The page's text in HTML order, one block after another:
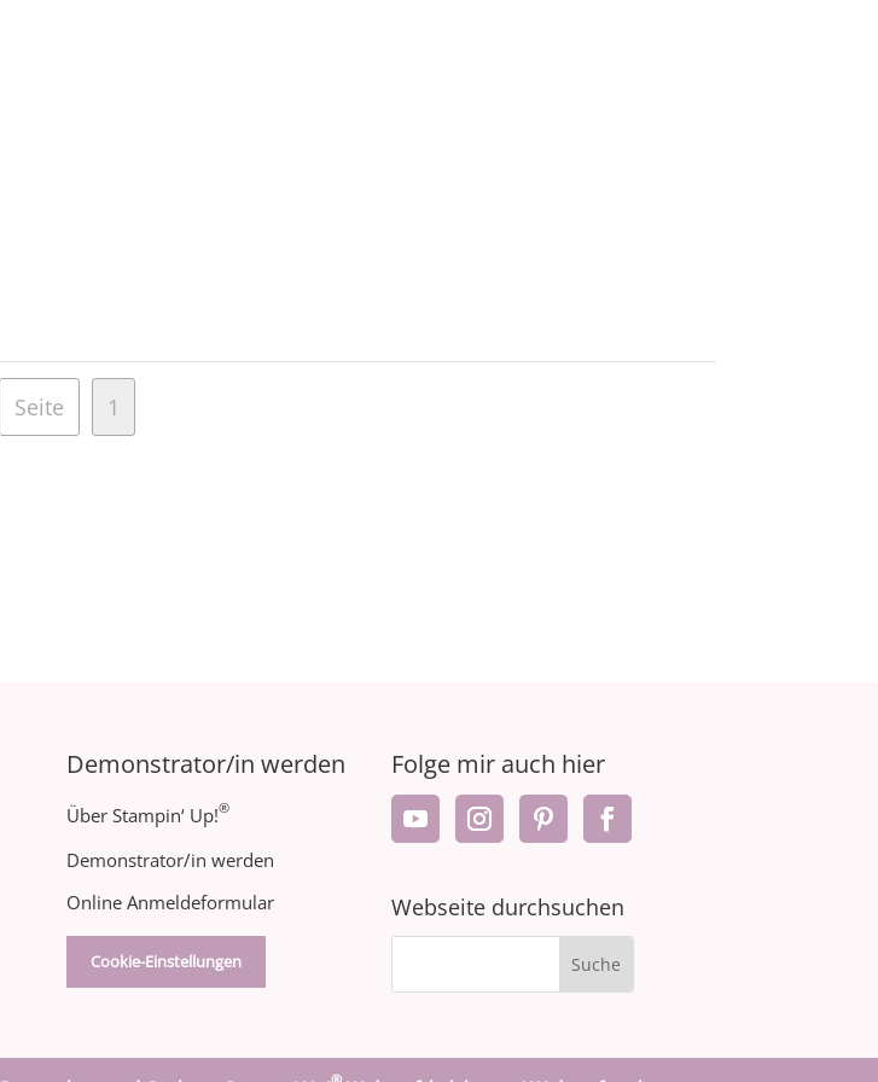
Seite 1
Demonstrator/in werden
Über Stampin‘ Up!®
Demonstrator/in werden
Online Anmeldeformular
Cookie-Einstellungen
Folge mir auch hier
Webseite durchsuchen